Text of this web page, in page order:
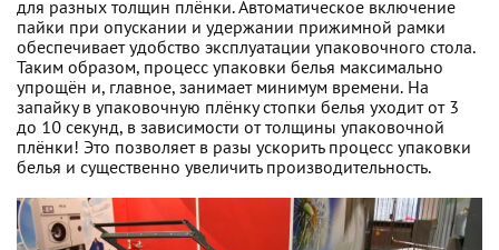
для разных толщин плёнки. Автоматическое включение
пайки при опускании и удержании прижимной рамки
обеспечивает удобство эксплуатации упаковочного стола.
Таким образом, процесс упаковки белья максимально
упрощён и, главное, занимает минимум времени. На
запайку в упаковочную плёнку стопки белья уходит от 3
до 10 секунд, в зависимости от толщины упаковочной
плёнки! Это позволяет в разы ускорить процесс упаковки
белья и существенно увеличить производительность.